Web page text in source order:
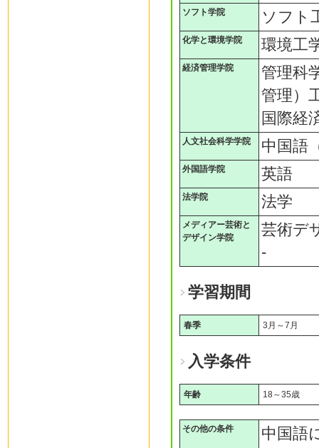
ソフト学院 ソフト
化学と環境学院 環境工
経済管理学院
管理科
管理）
国際経
人文社会科学学院 中国語
外国語学院 英語
法学院 法学
メディアー芸術と
デザイン学院
芸術デ
-
学習期間
春季 3月～7月
入学条件
年齢 18～35歳
その他の条件
中国語